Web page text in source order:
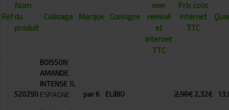
Ref
Nom
du
produit
Colisage Marque Consigne
non
remisé
et
internet
TTC
Prix colis
internet
TTC
520290
BOISSON
AMANDE
INTENSE 1L
ESPAGNE
par 6 ELIBIO 2,90€ 2,32€